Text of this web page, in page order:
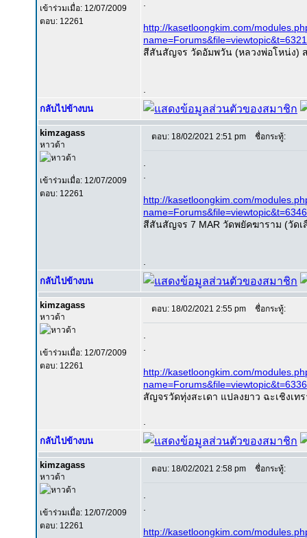
เข้าร่วมเมื่อ: 12/07/2009
ตอบ: 12261
http://kasetloongkim.com/
สีสันสัญจร วัดอัมพวัน (หลวงพ่อโหน่ง)
กลับไปข้างบน
kimzagass
หาวด้า
เข้าร่วมเมื่อ: 12/07/2009
ตอบ: 12261
ตอบ: 18/02/2021 2:51 pm ชื่อกระทู้:
http://kasetloongkim.com/
สีสันสัญจร 7 MAR วัดพยัคฆาราม (วัด
กลับไปข้างบน
kimzagass
หาวด้า
เข้าร่วมเมื่อ: 12/07/2009
ตอบ: 12261
ตอบ: 18/02/2021 2:55 pm ชื่อกระทู้:
http://kasetloongkim.com/
สัญจรวัดทุ่งสะเดา แปลงยาว ฉะเชิงเท
กลับไปข้างบน
kimzagass
หาวด้า
เข้าร่วมเมื่อ: 12/07/2009
ตอบ: 12261
ตอบ: 18/02/2021 2:58 pm ชื่อกระทู้:
http://kasetloongkim.com/